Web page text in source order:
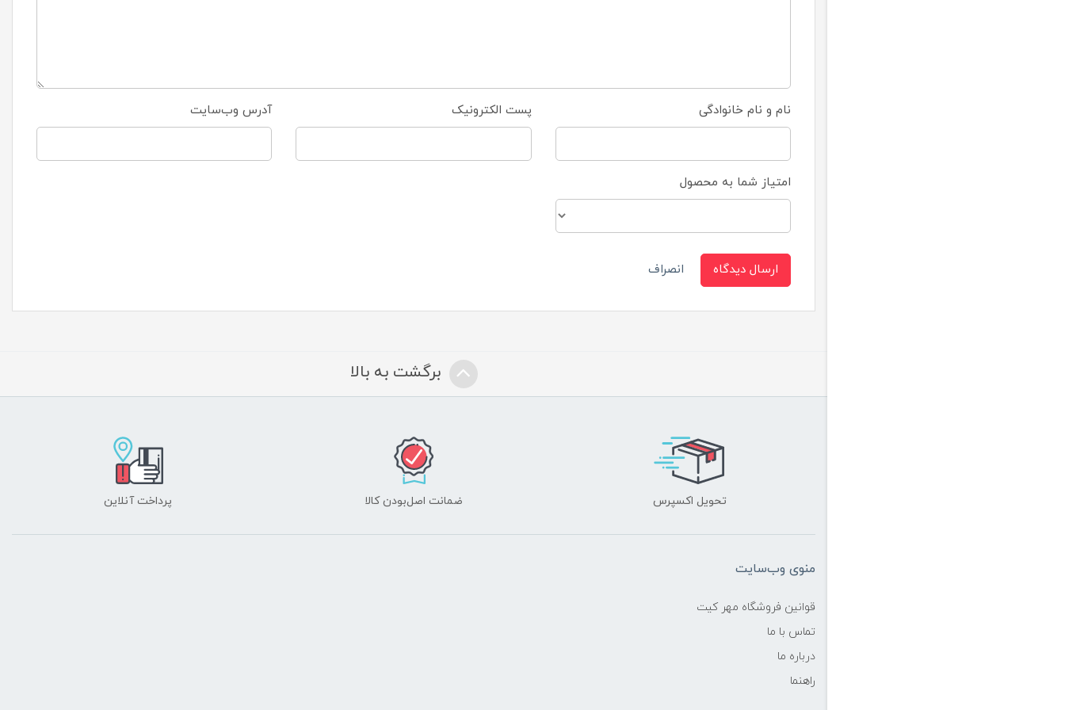
نام و نام خانوادگی پست الکترونیک آدرس وب‌سایت
امتیاز شما به محصول
ارسال دیدگاه انصراف
برگشت به بالا
تحویل اکسپرس ضمانت اصل‌بودن کالا پرداخت آنلاین
منوی وب‌سایت
قوانین فروشگاه مهر کیت
تماس با ما
درباره ما
راهنما